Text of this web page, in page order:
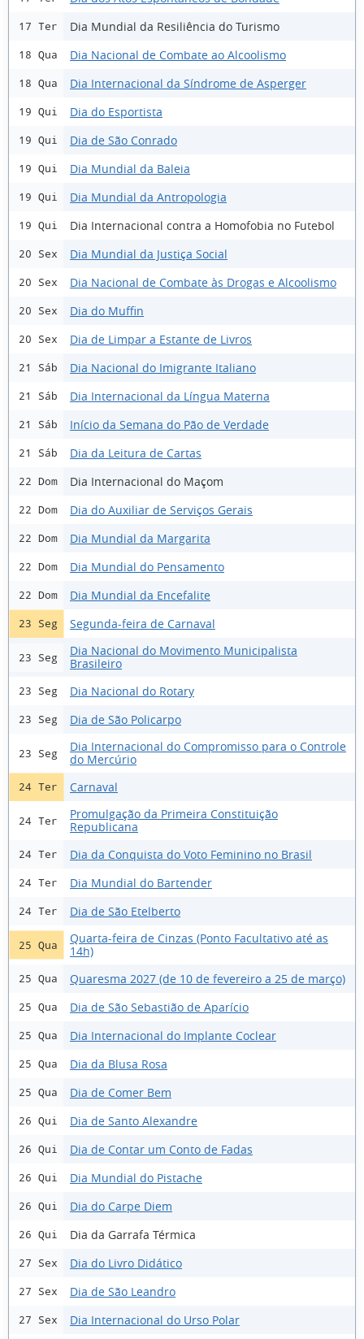
17 Ter Dia Mundial da Resiliência do Turismo
18 Qua Dia Nacional de Combate ao Alcoolismo
18 Qua Dia Internacional da Síndrome de Asperger
19 Qui Dia do Esportista
19 Qui Dia de São Conrado
19 Qui Dia Mundial da Baleia
19 Qui Dia Mundial da Antropologia
19 Qui Dia Internacional contra a Homofobia no Futebol
20 Sex Dia Mundial da Justiça Social
20 Sex Dia Nacional de Combate às Drogas e Alcoolismo
20 Sex Dia do Muffin
20 Sex Dia de Limpar a Estante de Livros
21 Sáb Dia Nacional do Imigrante Italiano
21 Sáb Dia Internacional da Língua Materna
21 Sáb Início da Semana do Pão de Verdade
21 Sáb Dia da Leitura de Cartas
22 Dom Dia Internacional do Maçom
22 Dom Dia do Auxiliar de Serviços Gerais
22 Dom Dia Mundial da Margarita
22 Dom Dia Mundial do Pensamento
22 Dom Dia Mundial da Encefalite
23 Seg Segunda-feira de Carnaval
23 Seg
Dia Nacional do Movimento Municipalista
Brasileiro
23 Seg Dia Nacional do Rotary
23 Seg Dia de São Policarpo
23 Seg
Dia Internacional do Compromisso para o Controle
do Mercúrio
24 Ter Carnaval
24 Ter
Promulgação da Primeira Constituição
Republicana
24 Ter Dia da Conquista do Voto Feminino no Brasil
24 Ter Dia Mundial do Bartender
24 Ter Dia de São Etelberto
25 Qua
Quarta-feira de Cinzas (Ponto Facultativo até as
14h)
25 Qua Quaresma 2027 (de 10 de fevereiro a 25 de março)
25 Qua Dia de São Sebastião de Aparício
25 Qua Dia Internacional do Implante Coclear
25 Qua Dia da Blusa Rosa
25 Qua Dia de Comer Bem
26 Qui Dia de Santo Alexandre
26 Qui Dia de Contar um Conto de Fadas
26 Qui Dia Mundial do Pistache
26 Qui Dia do Carpe Diem
26 Qui Dia da Garrafa Térmica
27 Sex Dia do Livro Didático
27 Sex Dia de São Leandro
27 Sex Dia Internacional do Urso Polar